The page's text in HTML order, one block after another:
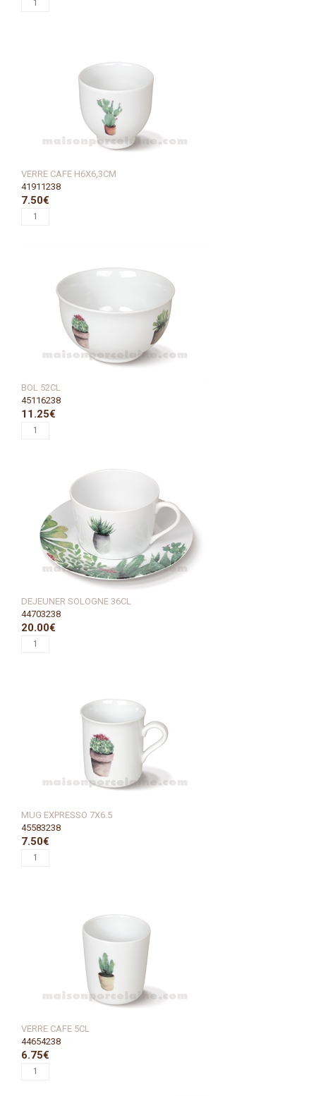
VERRE CAFE H6X6,3CM
41911238
7.50€
BOL 52CL
45116238
11.25€
DEJEUNER SOLOGNE 36CL
44703238
20.00€
MUG EXPRESSO 7X6.5
45583238
7.50€
VERRE CAFE 5CL
44654238
6.75€